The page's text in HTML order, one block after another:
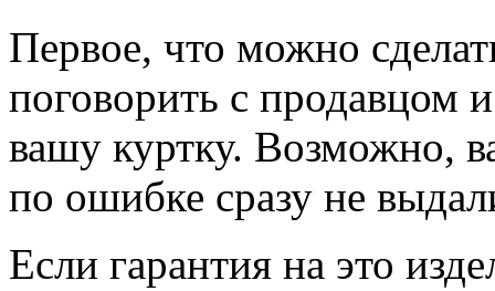
Первое, что можно
поговорить с продавцом
вашу куртку. Возможно,
по ошибке сразу не
Если гарантия на это